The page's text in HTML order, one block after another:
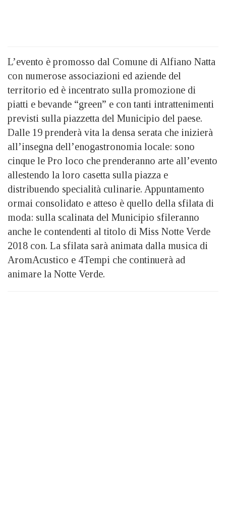
L’evento è promosso dal Comune di Alfiano Natta
con numerose associazioni ed aziende del
territorio ed è incentrato sulla promozione di
piatti e bevande “green” e con tanti intrattenimenti
previsti sulla piazzetta del Municipio del paese.
Dalle 19 prenderà vita la densa serata che inizierà
all’insegna dell’enogastronomia locale: sono
cinque le Pro loco che prenderanno arte all’evento
allestendo la loro casetta sulla piazza e
distribuendo specialità culinarie. Appuntamento
ormai consolidato e atteso è quello della sfilata di
moda: sulla scalinata del Municipio sfileranno
anche le contendenti al titolo di Miss Notte Verde
2018 con. La sfilata sarà animata dalla musica di
AromAcustico e 4Tempi che continuerà ad
animare la Notte Verde.